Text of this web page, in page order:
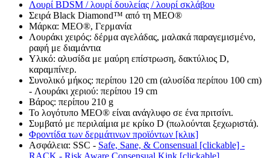
Λουρί BDSM / λουρί δουλείας / λουρί σκλάβου
Σειρά Black Diamond™ από τη MEO®
Μάρκα: MEO®, Γερμανία
Λουράκι χειρός: δέρμα αγελάδας, μαλακά παραγεμισμένο,
ραφή με διαμάντια
Υλικό: αλυσίδα με μαύρη επίστρωση, δακτύλιος D,
καραμπίνερ.
Συνολικό μήκος: περίπου 120 cm (αλυσίδα περίπου 100 cm)
- Λουράκι χεριού: περίπου 19 cm
Βάρος: περίπου 210 g
Το λογότυπο MEO® είναι ανάγλυφο σε ένα πριτσίνι.
Συμβατό με περιλαίμια με κρίκο D (πωλούνται ξεχωριστά).
Φροντίδα των δερμάτινων προϊόντων [κλικ]
Ασφάλεια: SSC - Safe, Sane, & Consensual [clickable] -